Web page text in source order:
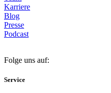
Karriere
Blog
Presse
Podcast
Folge uns auf:
Service